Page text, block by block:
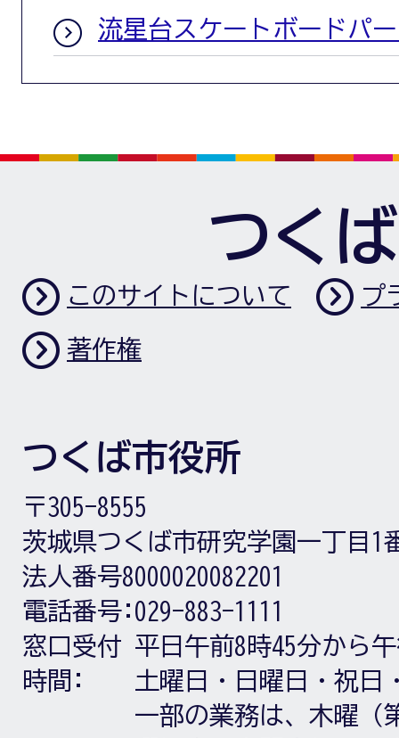
流星台スケートボードパ
つく
このサイトについて プ
著作権
つくば市役所
〒305-8555
茨城県つくば市研究学園一丁目1
法人番号8000020082201
電話番号: 029-883-1111
窓口受付
時間:
平日午前8時45分から
土曜日・日曜日・祝日
一部の業務は、木曜（